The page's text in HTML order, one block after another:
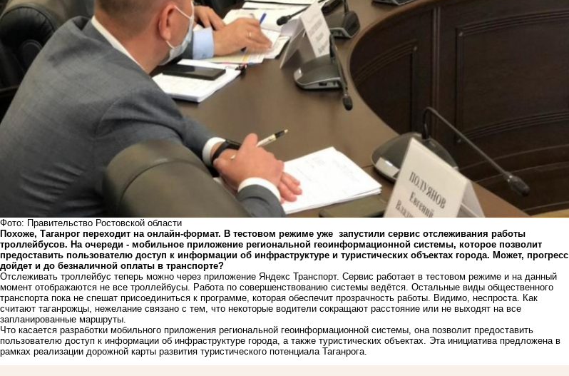
Фото: Правительство Ростовской области
Похоже, Таганрог переходит на онлайн-формат. В тестовом режиме уже запустили сервис отслеживания работы
троллейбусов. На очереди - мобильное приложение региональной геоинформационной системы, которое позволит
предоставить пользователю доступ к информации об инфраструктуре и туристических объектах города. Может, прогресс
дойдет и до безналичной оплаты в транспорте?
Отслеживать троллейбус теперь можно через приложение Яндекс Транспорт. Сервис работает в тестовом режиме и на данный
момент отображаются не все троллейбусы. Работа по совершенствованию системы ведётся. Остальные виды общественного
транспорта пока не спешат присоединиться к программе, которая обеспечит прозрачность работы. Видимо, неспроста. Как
считают таганрожцы, нежелание связано с тем, что некоторые водители сокращают расстояние или не выходят на все
запланированные маршруты.
Что касается разработки мобильного приложения региональной геоинформационной системы, она позволит предоставить
пользователю доступ к информации об инфраструктуре города, а также туристических объектах. Эта инициатива предложена в
рамках реализации дорожной карты развития туристического потенциала Таганрога.